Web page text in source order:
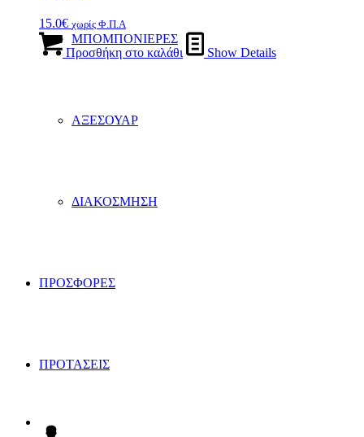
ΜΠΟΜΠΟΝΙΕΡΕΣ
ΑΞΕΣΟΥΑΡ
ΔΙΑΚΟΣΜΗΣΗ
ΠΡΟΣΦΟΡΕΣ
ΠΡΟΤΑΣΕΙΣ
15.0€ χωρίς Φ.Π.Α
Προσθήκη στο καλάθι Show Details